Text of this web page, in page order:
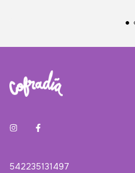
542235131497